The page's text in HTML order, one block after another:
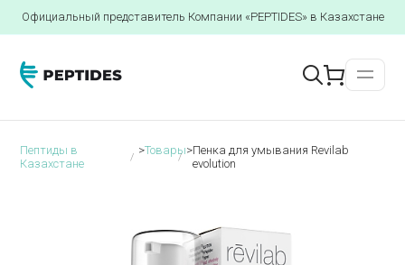
Официальный представитель Компании «PEPTIDES» в Казахстане
Пептиды в
Казахстане
>Товары>Пенка для умывания Revilab
evolution